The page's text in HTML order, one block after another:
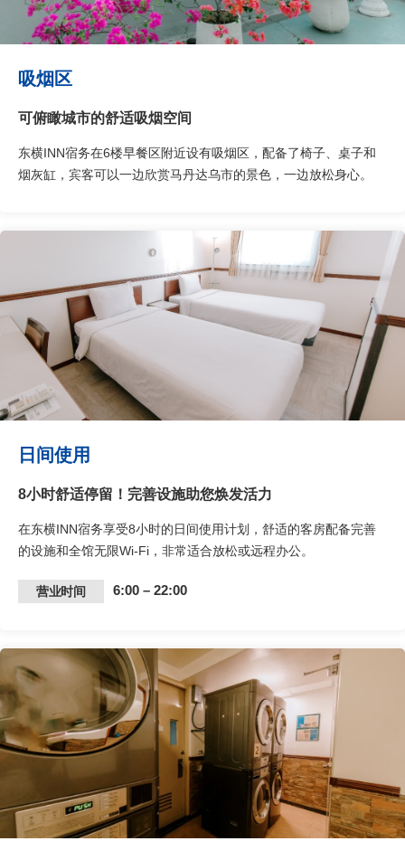
吸烟区
可俯瞰城市的舒适吸烟空间
东横INN宿务在6楼早餐区附近设有吸烟区，配备了椅子、桌子和
烟灰缸，宾客可以一边欣赏马丹达乌市的景色，一边放松身心。
日间使用
8小时舒适停留！完善设施助您焕发活力
在东横INN宿务享受8小时的日间使用计划，舒适的客房配备完善
的设施和全馆无限Wi-Fi，非常适合放松或远程办公。
营业时间 6:00 – 22:00